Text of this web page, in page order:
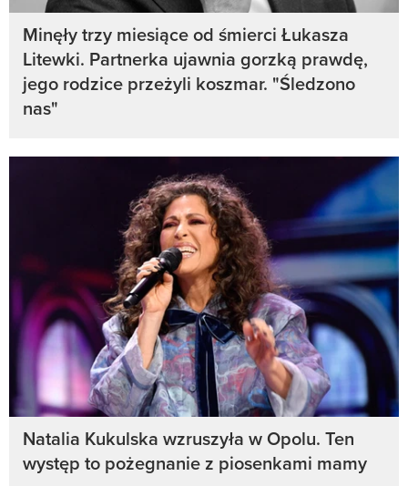
Minęły trzy miesiące od śmierci Łukasza
Litewki. Partnerka ujawnia gorzką prawdę,
jego rodzice przeżyli koszmar. "Śledzono
nas"
Natalia Kukulska wzruszyła w Opolu. Ten
występ to pożegnanie z piosenkami mamy